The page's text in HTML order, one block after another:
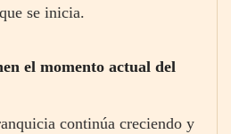
se inicia.
el momento actual del
continúa creciendo y